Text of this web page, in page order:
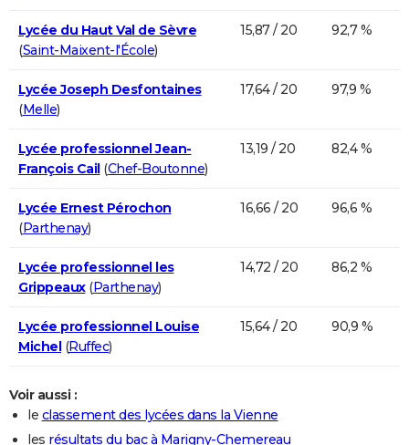
Lycée du Haut Val de Sèvre
(Saint-Maixent-l'École)
15,87 / 20 92,7 %
Lycée Joseph Desfontaines
(Melle)
17,64 / 20 97,9 %
Lycée professionnel Jean-
François Cail(Chef-Boutonne)
13,19 / 20 82,4 %
Lycée Ernest Pérochon
(Parthenay)
16,66 / 20 96,6 %
Lycée professionnel les
Grippeaux(Parthenay)
14,72 / 20 86,2 %
Lycée professionnel Louise
Michel(Ruffec)
15,64 / 20 90,9 %
Voir aussi :
le classement des lycées dans la Vienne
les résultats du bac à Marigny-Chemereau